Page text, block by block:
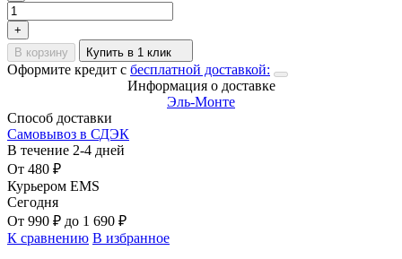
+
В корзину
Купить в 1 клик
Оформите кредит с бесплатной доставкой:
Информация о доставке
Эль-Монте
Способ доставки
Самовывоз в СДЭК
В течение 2-4 дней
От 480 ₽
Курьером EMS
Сегодня
От 990 ₽ до 1 690 ₽
К сравнению В избранное